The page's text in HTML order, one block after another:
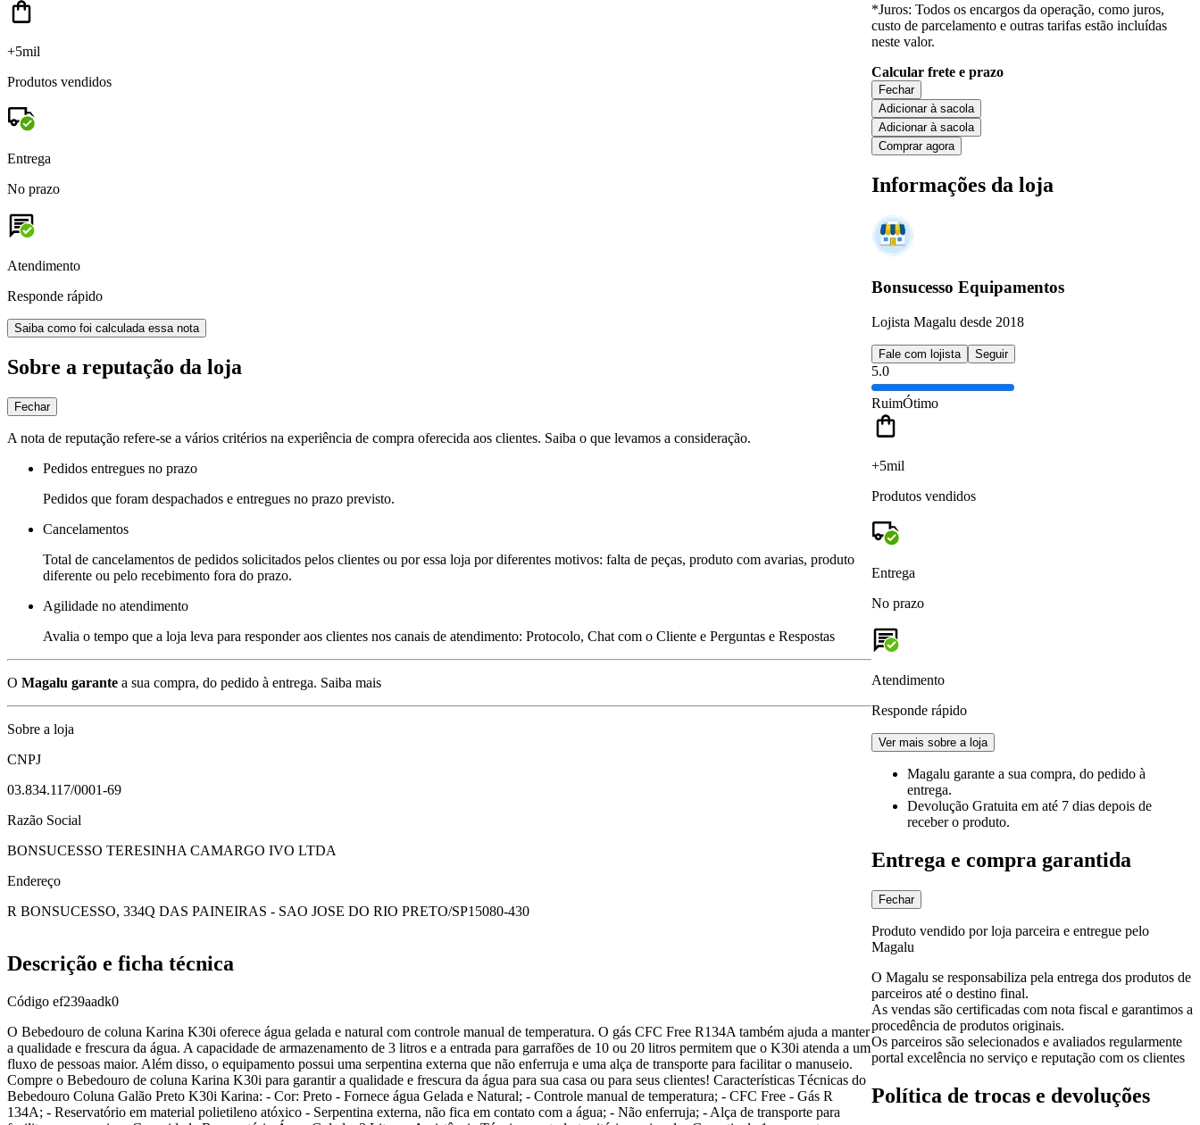
+5mil
Produtos vendidos
Entrega
No prazo
Atendimento
Responde rápido
Saiba como foi calculada essa nota
Sobre a reputação da loja
Fechar
A nota de reputação refere-se a vários critérios na experiência de compra oferecida aos clientes. Saiba o que levamos a consideração.
Pedidos entregues no prazo
Pedidos que foram despachados e entregues no prazo previsto.
Cancelamentos
Total de cancelamentos de pedidos solicitados pelos clientes ou por essa loja por diferentes motivos: falta de peças, produto com avarias, produto
diferente ou pelo recebimento fora do prazo.
Agilidade no atendimento
Avalia o tempo que a loja leva para responder aos clientes nos canais de atendimento: Protocolo, Chat com o Cliente e Perguntas e Respostas
O Magalu garante a sua compra, do pedido à entrega. Saiba mais
Sobre a loja
CNPJ
03.834.117/0001-69
Razão Social
BONSUCESSO TERESINHA CAMARGO IVO LTDA
Endereço
R BONSUCESSO, 334Q DAS PAINEIRAS - SAO JOSE DO RIO PRETO/SP15080-430
*Juros: Todos os encargos da operação, como juros,
custo de parcelamento e outras tarifas estão incluídas
neste valor.
Calcular frete e prazo
Fechar
Adicionar à sacola
Adicionar à sacola
Comprar agora
Informações da loja
Bonsucesso Equipamentos
Lojista Magalu desde 2018
Fale com lojista Seguir
5.0
RuimÓtimo
+5mil
Produtos vendidos
Entrega
No prazo
Atendimento
Responde rápido
Ver mais sobre a loja
Magalu garante a sua compra, do pedido à
entrega.
Devolução Gratuita em até 7 dias depois de
receber o produto.
Entrega e compra garantida
Fechar
Produto vendido por loja parceira e entregue pelo
Magalu
O Magalu se responsabiliza pela entrega dos produtos de
parceiros até o destino final.
As vendas são certificadas com nota fiscal e garantimos a
procedência de produtos originais.
Os parceiros são selecionados e avaliados regularmente
portal excelência no serviço e reputação com os clientes
Política de trocas e devoluções
Descrição e ficha técnica
Código ef239aadk0
O Bebedouro de coluna Karina K30i oferece água gelada e natural com controle manual de temperatura. O gás CFC Free R134A também ajuda a manter
a qualidade e frescura da água. A capacidade de armazenamento de 3 litros e a entrada para garrafões de 10 ou 20 litros permitem que o K30i atenda a um
fluxo de pessoas maior. Além disso, o equipamento possui uma serpentina externa que não enferruja e uma alça de transporte para facilitar o manuseio.
Compre o Bebedouro de coluna Karina K30i para garantir a qualidade e frescura da água para sua casa ou para seus clientes! Características Técnicas do
Bebedouro Coluna Galão Preto K30i Karina: - Cor: Preto - Fornece água Gelada e Natural; - Controle manual de temperatura; - CFC Free - Gás R
134A; - Reservatório em material polietileno atóxico - Serpentina externa, não fica em contato com a água; - Não enferruja; - Alça de transporte para